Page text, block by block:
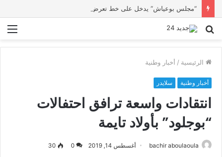
بحث
الرئيسية / أخبار وطنية
أخبار وطنية سلايدر
انتقادات واسعة ترافق احتفالات
“بوجلود” بأولاد تايمة
bachir aboulaoula أغسطس 14, 2019 0
30